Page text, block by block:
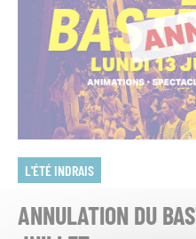
L'ÉTÉ INDRAIS
ANNULATION DU